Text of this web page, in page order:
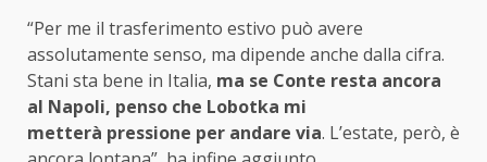
“Per me il trasferimento estivo può avere
assolutamente senso, ma dipende anche dalla cifra.
Stani sta bene in Italia, ma se Conte resta ancora
al Napoli, penso che Lobotka mi
metterà pressione per andare via. L’estate, però, è